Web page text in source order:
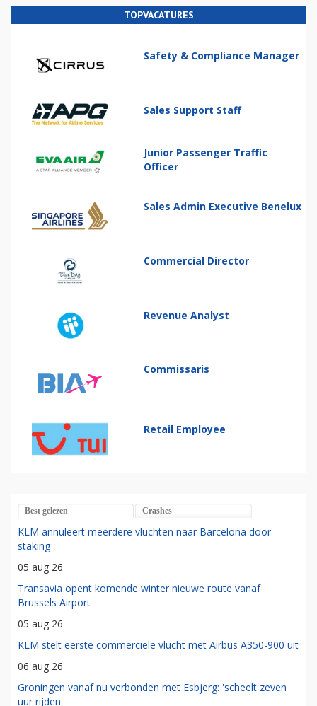
TOPVACATURES
Safety & Compliance Manager
Sales Support Staff
Junior Passenger Traffic
Officer
Sales Admin Executive Benelux
Commercial Director
Revenue Analyst
Commissaris
Retail Employee
Best gelezen Crashes
KLM annuleert meerdere vluchten naar Barcelona door
staking
05 aug 26
Transavia opent komende winter nieuwe route vanaf
Brussels Airport
05 aug 26
KLM stelt eerste commerciële vlucht met Airbus A350-900 uit
06 aug 26
Groningen vanaf nu verbonden met Esbjerg: 'scheelt zeven
uur rijden'